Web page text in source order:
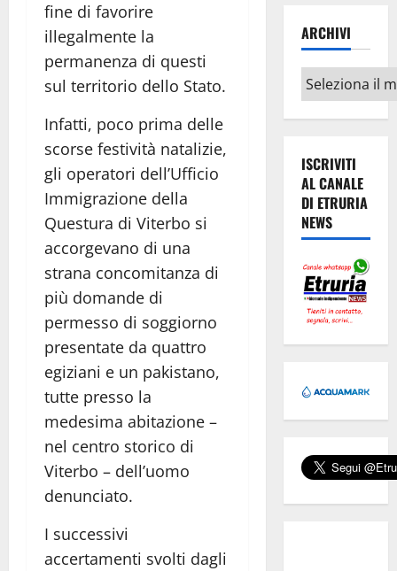
fine di favorire
illegalmente la
permanenza di questi
sul territorio dello Stato.
Infatti, poco prima delle
scorse festività natalizie,
gli operatori dell’Ufficio
Immigrazione della
Questura di Viterbo si
accorgevano di una
strana concomitanza di
più domande di
permesso di soggiorno
presentate da quattro
egiziani e un pakistano,
tutte presso la
medesima abitazione –
nel centro storico di
Viterbo – dell’uomo
denunciato.
I successivi
accertamenti svolti dagli
ARCHIVI
Archivi
ISCRIVITI
AL CANALE
DI ETRURIA
NEWS